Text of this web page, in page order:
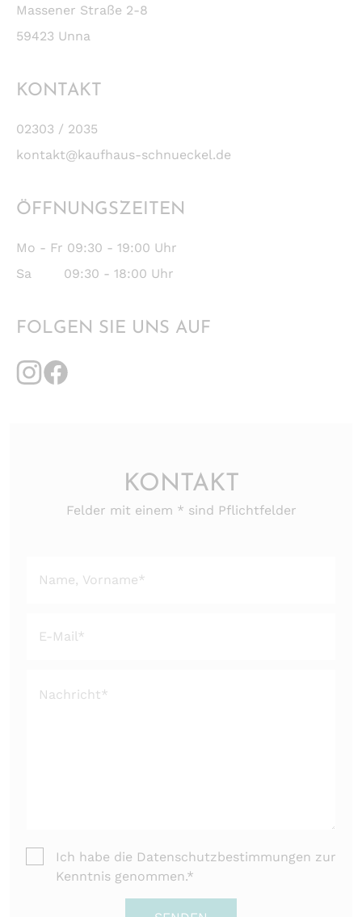
Massener Straße 2-8
59423 Unna
KONTAKT
02303 / 2035
kontakt@kaufhaus-schnueckel.de
ÖFFNUNGSZEITEN
Mo - Fr 09:30 - 19:00 Uhr
Sa 09:30 - 18:00 Uhr
FOLGEN SIE UNS AUF
KONTAKT
Felder mit einem * sind Pflichtfelder
Ich habe die Datenschutzbestimmungen zur
Kenntnis genommen.*